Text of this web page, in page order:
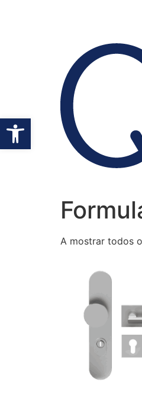
Open toolbar
A mostrar todos